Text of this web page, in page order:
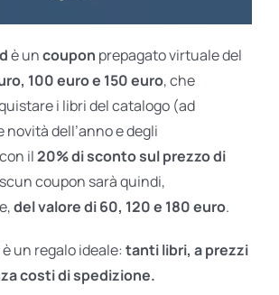
è uncoupon prepagato virtuale del
100 euro e 150 euro, che
i libri del catalogo (ad
dell’anno e degli
il20% di sconto sul prezzo di
coupon sarà quindi,
del valore di 60, 120 e 180 euro.
è un regalo ideale: tanti libri, a prezzi
costi di spedizione.